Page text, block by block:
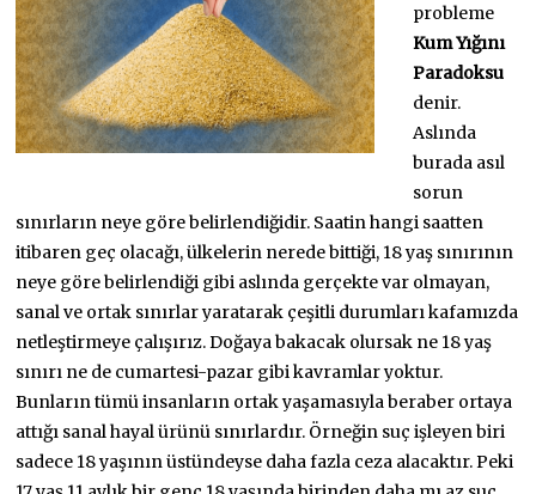
probleme
Kum Yığını
Paradoksu
denir.
Aslında
burada asıl
sorun
sınırların neye göre belirlendiğidir. Saatin hangi saatten
itibaren geç olacağı, ülkelerin nerede bittiği, 18 yaş sınırının
neye göre belirlendiği gibi aslında gerçekte var olmayan,
sanal ve ortak sınırlar yaratarak çeşitli durumları kafamızda
netleştirmeye çalışırız. Doğaya bakacak olursak ne 18 yaş
sınırı ne de cumartesi-pazar gibi kavramlar yoktur.
Bunların tümü insanların ortak yaşamasıyla beraber ortaya
attığı sanal hayal ürünü sınırlardır. Örneğin suç işleyen biri
sadece 18 yaşının üstündeyse daha fazla ceza alacaktır. Peki